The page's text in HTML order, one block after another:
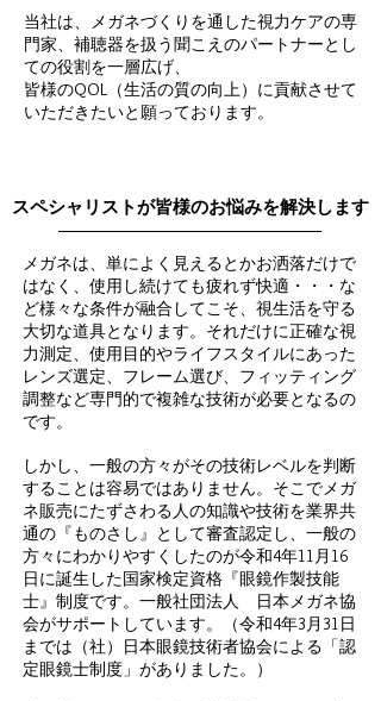
当社は、メガネづくりを通した視力ケアの専
門家、補聴器を扱う聞こえのパートナーとし
ての役割を一層広げ、
皆様のQOL（生活の質の向上）に貢献させて
いただきたいと願っております。
スペシャリストが皆様のお悩みを解決します
メガネは、単によく見えるとかお洒落だけで
はなく、使用し続けても疲れず快適・・・な
ど様々な条件が融合してこそ、視生活を守る
大切な道具となります。それだけに正確な視
力測定、使用目的やライフスタイルにあった
レンズ選定、フレーム選び、フィッティング
調整など専門的で複雑な技術が必要となるの
です。
しかし、一般の方々がその技術レベルを判断
することは容易ではありません。そこでメガ
ネ販売にたずさわる人の知識や技術を業界共
通の『ものさし』として審査認定し、一般の
方々にわかりやすくしたのが令和4年11月16
日に誕生した国家検定資格『眼鏡作製技能
士』制度です。一般社団法人 日本メガネ協
会がサポートしています。（令和4年3月31日
までは（社）日本眼鏡技術者協会による「認
定眼鏡士制度」がありました。）